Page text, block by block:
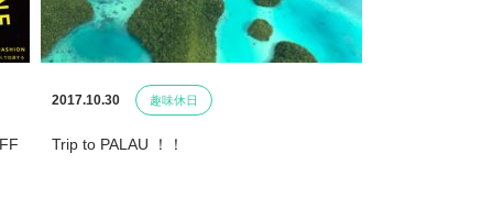
2017.10.30 趣味休日
Trip to PALAU ！！